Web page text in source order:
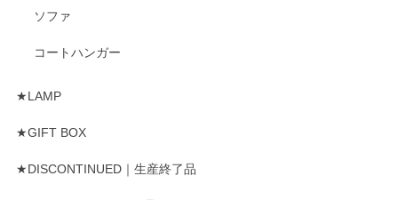
ソファ
コートハンガー
★LAMP
★GIFT BOX
★DISCONTINUED｜生産終了品